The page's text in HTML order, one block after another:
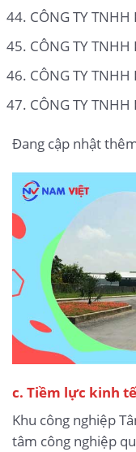
CÔNG TY
CÔNG TY TNHH
CÔNG TY TNHH
CÔNG TY TNHH
Đang cập nhật
c. Tiềm lực kinh
Khu công nghiệp
tâm công nghiệp